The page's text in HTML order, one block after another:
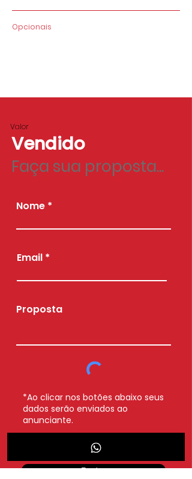
Opcionais
Valor
Vendido
Faça sua proposta...
Nome
Email
Proposta
*Ao clicar nos botões abaixo seus
dados serão enviados ao
anunciante.
Whatsapp
Enviar